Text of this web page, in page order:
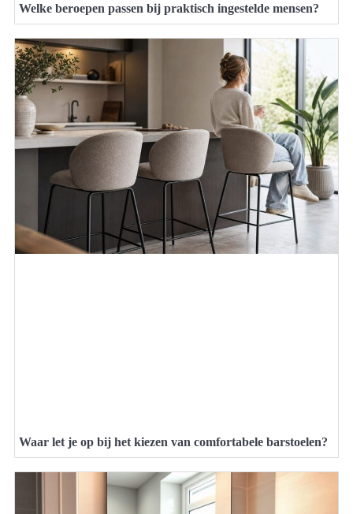
Welke beroepen passen bij praktisch ingestelde mensen?
Waar let je op bij het kiezen van comfortabele barstoelen?